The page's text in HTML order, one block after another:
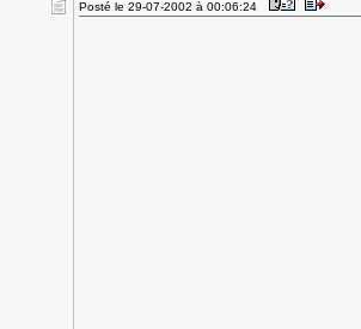
Posté le 29-07-2002 à 00:06:24